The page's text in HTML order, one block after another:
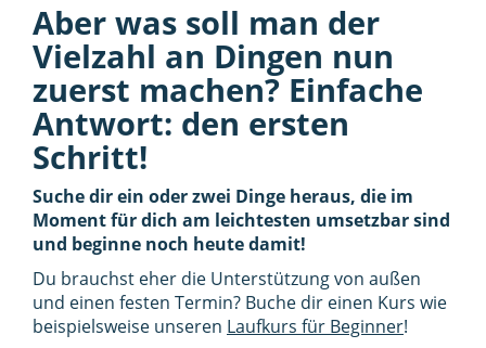
Aber was soll man der
Vielzahl an Dingen nun
zuerst machen? Einfache
Antwort: den ersten
Schritt!
Suche dir ein oder zwei Dinge heraus, die im
Moment für dich am leichtesten umsetzbar sind
und beginne noch heute damit!
Du brauchst eher die Unterstützung von außen
und einen festen Termin? Buche dir einen Kurs wie
beispielsweise unseren Laufkurs für Beginner!